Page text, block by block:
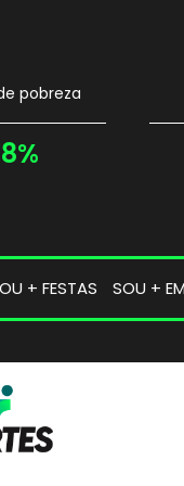
pobreza
+ FESTAS SOU +